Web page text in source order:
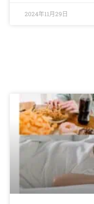
2024年11月29日